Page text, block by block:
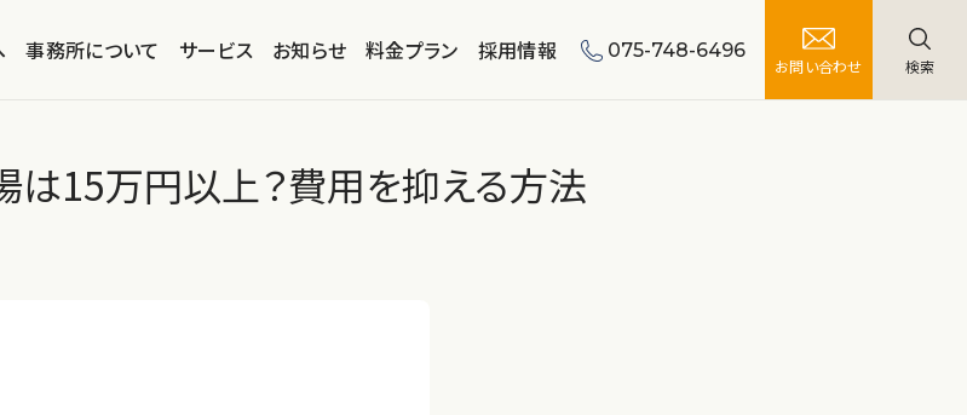
事務所について サービス お知らせ 料金プラン 採用情報 075-748-6496
お問い合わせ 検索
15万円以上？費用を抑える方法